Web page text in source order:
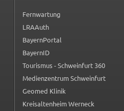
Fernwartung
(externer Link, öffnet in neuem Tab)
LRAAuth
(externer Link, öffnet in neuem Tab)
BayernPortal
(externer Link, öffnet in neuem Tab)
BayernID
(externer Link, öffnet in neuem Tab)
Tourismus - Schweinfurt 360
(externer Link, öffnet in neuem Tab)
Medienzentrum Schweinfurt
(externer Link, öffnet in neuem Tab)
Geomed Klinik
(externer Link, öffnet in neuem Tab)
Kreisaltenheim Werneck
(externer Link, öffnet in neuem Tab)